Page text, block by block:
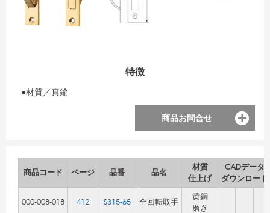
特徴
●材質／真鍮
商品お問合せ
商品コード ページ 品番 品名
材質
仕上げ
CADデータ
ダウンロード
000-008-018 412 S315-65 全回転取手
黄銅
磨き